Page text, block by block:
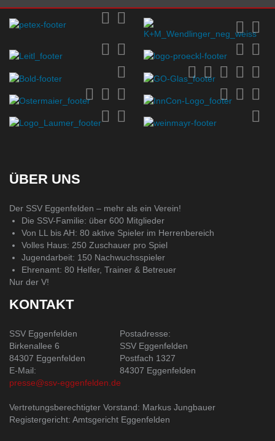
ÜBER UNS
Der SSV Eggenfelden – mehr als ein Verein!
Die SSV-Familie: über 600 Mitglieder
Von LL bis AH: 80 aktive Spieler im Herrenbereich
Volles Haus: 250 Zuschauer pro Spiel
Jugendarbeit: 150 Nachwuchsspieler
Ehrenamt: 80 Helfer, Trainer & Betreuer
Nur der V!
KONTAKT
SSV Eggenfelden
Birkenallee 6
84307 Eggenfelden
E-Mail:
presse@ssv-eggenfelden.de
Postadresse:
SSV Eggenfelden
Postfach 1327
84307 Eggenfelden
Vertretungsberechtigter Vorstand: Markus Jungbauer
Registergericht: Amtsgericht Eggenfelden